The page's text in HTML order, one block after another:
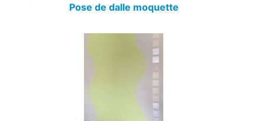
Pose de dalle moquette